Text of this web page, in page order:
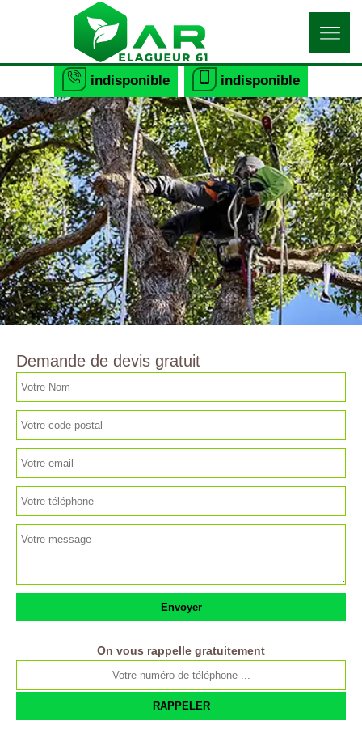
indisponible indisponible
Demande de devis gratuit
On vous rappelle gratuitement